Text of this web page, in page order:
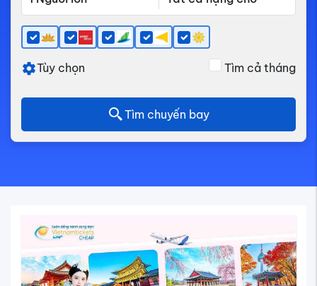
Tùy chọn Tìm cả tháng
Tìm chuyến bay